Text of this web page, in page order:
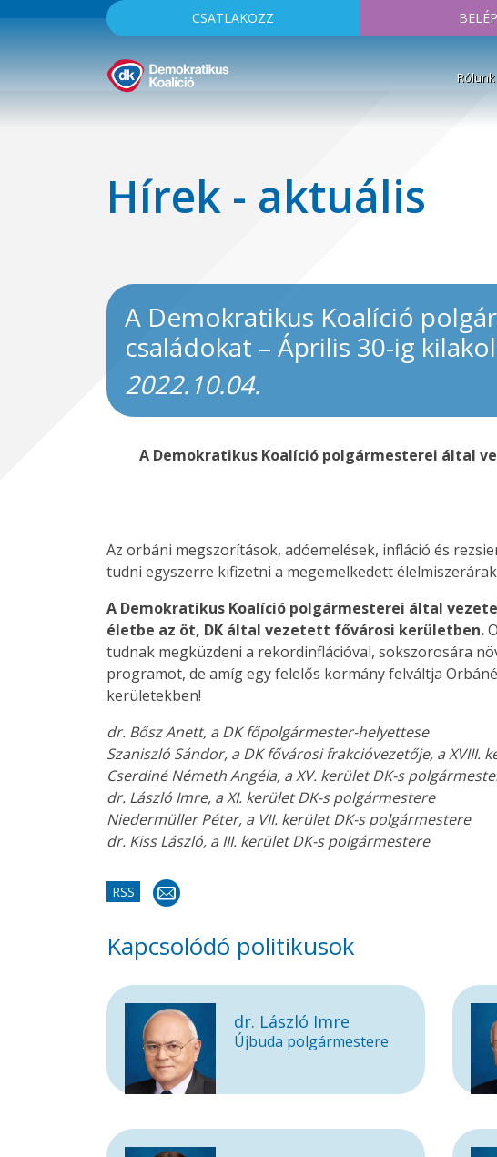
CSATLAKOZZ
Rólunk
Hírek - aktuális
A Demokratikus Koalíció
családokat – Április 30-ig
2022.10.04.
A Demokratikus Koalíció polgármesterei által
Az orbáni megszorítások, adóemelések, infláció és
tudni egyszerre kifizetni a megemelkedett
A Demokratikus Koalíció polgármesterei által
életbe az öt, DK által vezetett fővárosi kerületben.
tudnak megküzdeni a rekordinflációval, sokszorosára
programot, de amíg egy felelős kormány felváltja
kerületekben!
dr. Bősz Anett, a DK főpolgármester-helyettese
Szaniszló Sándor, a DK fővárosi frakcióvezetője, a XVIII.
Cserdiné Németh Angéla, a XV. kerület DK-s
dr. László Imre, a XI. kerület DK-s polgármestere
Niedermüller Péter, a VII. kerület DK-s polgármestere
dr. Kiss László, a III. kerület DK-s polgármestere
RSS
Kapcsolódó politikusok
dr. László Imre
Újbuda polgármestere